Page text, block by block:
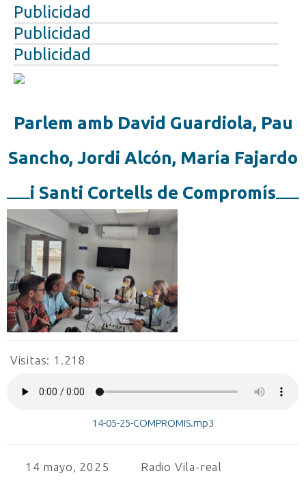
Publicidad
Publicidad
Publicidad
Parlem amb David Guardiola, Pau
Sancho, Jordi Alcón, María Fajardo
i Santi Cortells de Compromís
Visitas: 1.218
14-05-25-COMPROMIS.mp3
14 mayo, 2025 Radio Vila-real